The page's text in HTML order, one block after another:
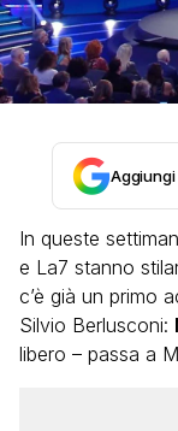
In queste
e La7 stanno
c’è già un primo
Silvio Berlusconi:
libero – passa a